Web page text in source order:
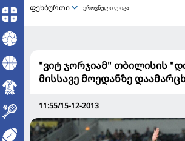
ფეხბურთი ეროვნული ლიგა
"ვიტ ჯორჯიამ" თბილისის
მისსავე მოედანზე
11:55/15-12-2013